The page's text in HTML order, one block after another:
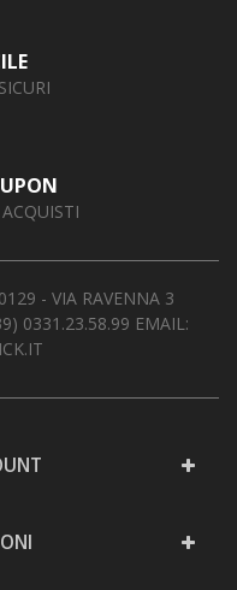
- VIA RAVENNA 3
0331.23.58.99 EMAIL: